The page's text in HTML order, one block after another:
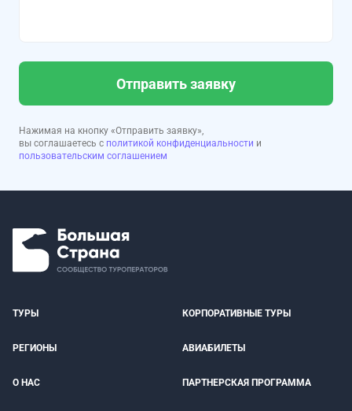
Отправить заявку
Нажимая на кнопку «Отправить заявку»,
вы соглашаетесь с политикой конфиденциальности и
пользовательским соглашением
ТУРЫ КОРПОРАТИВНЫЕ ТУРЫ
РЕГИОНЫ АВИАБИЛЕТЫ
О НАС ПАРТНЕРСКАЯ ПРОГРАММА